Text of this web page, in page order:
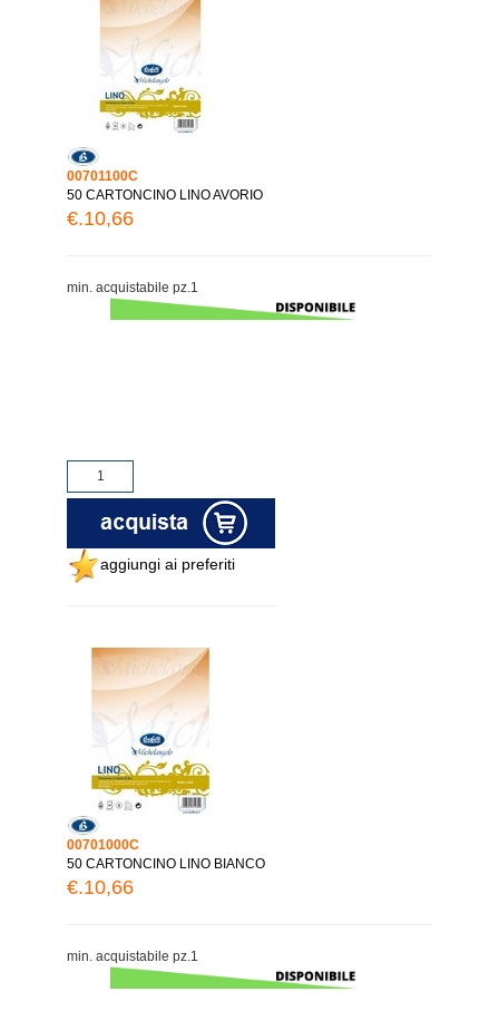
00701100C
50 CARTONCINO LINO AVORIO
€.10,66
min. acquistabile pz.1
aggiungi ai preferiti
00701000C
50 CARTONCINO LINO BIANCO
€.10,66
min. acquistabile pz.1